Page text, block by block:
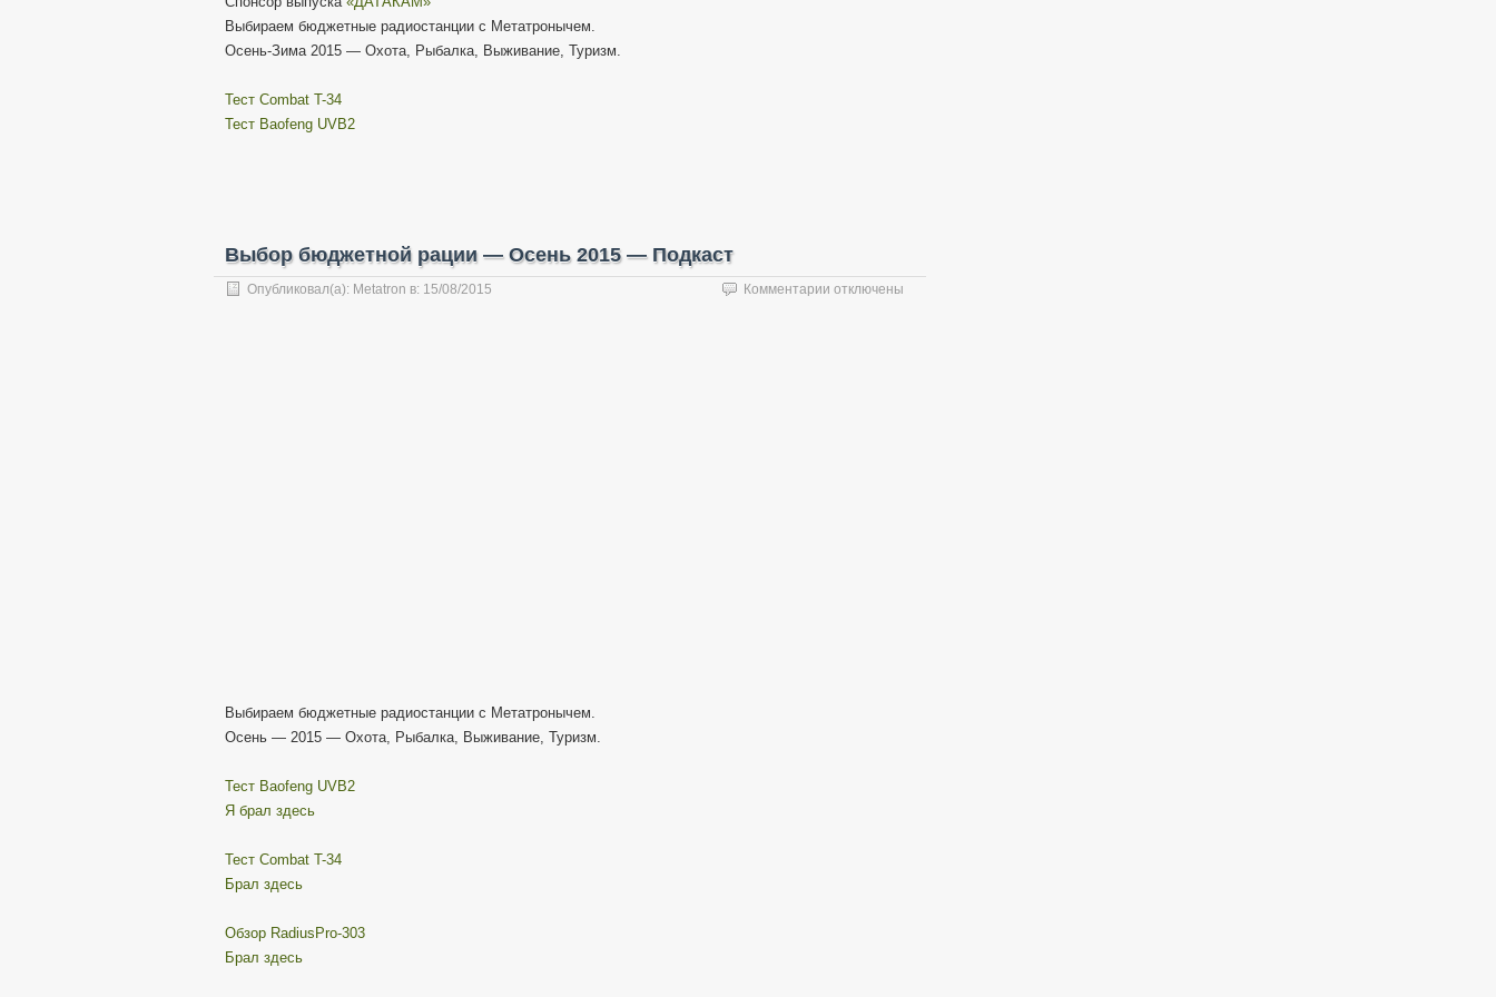
Выбираем бюджетные радиостанции с Метатронычем.
Осень-Зима 2015 — Охота, Рыбалка, Выживание, Туризм.
Тест Combat T-34
Тест Baofeng UVB2
Выбор бюджетной рации — Осень 2015 — Подкаст
Опубликовал(а): Metatron в: 15/08/2015 Комментарии котключены
Выбираем бюджетные радиостанции с Метатронычем.
Осень — 2015 — Охота, Рыбалка, Выживание, Туризм.
Тест Baofeng UVB2
Я брал здесь
Тест Combat T-34
Брал здесь
Обзор RadiusPro-303
Брал здесь